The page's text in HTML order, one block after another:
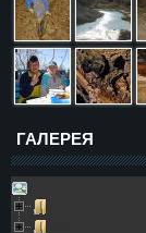
ГАЛЕРЕЯ